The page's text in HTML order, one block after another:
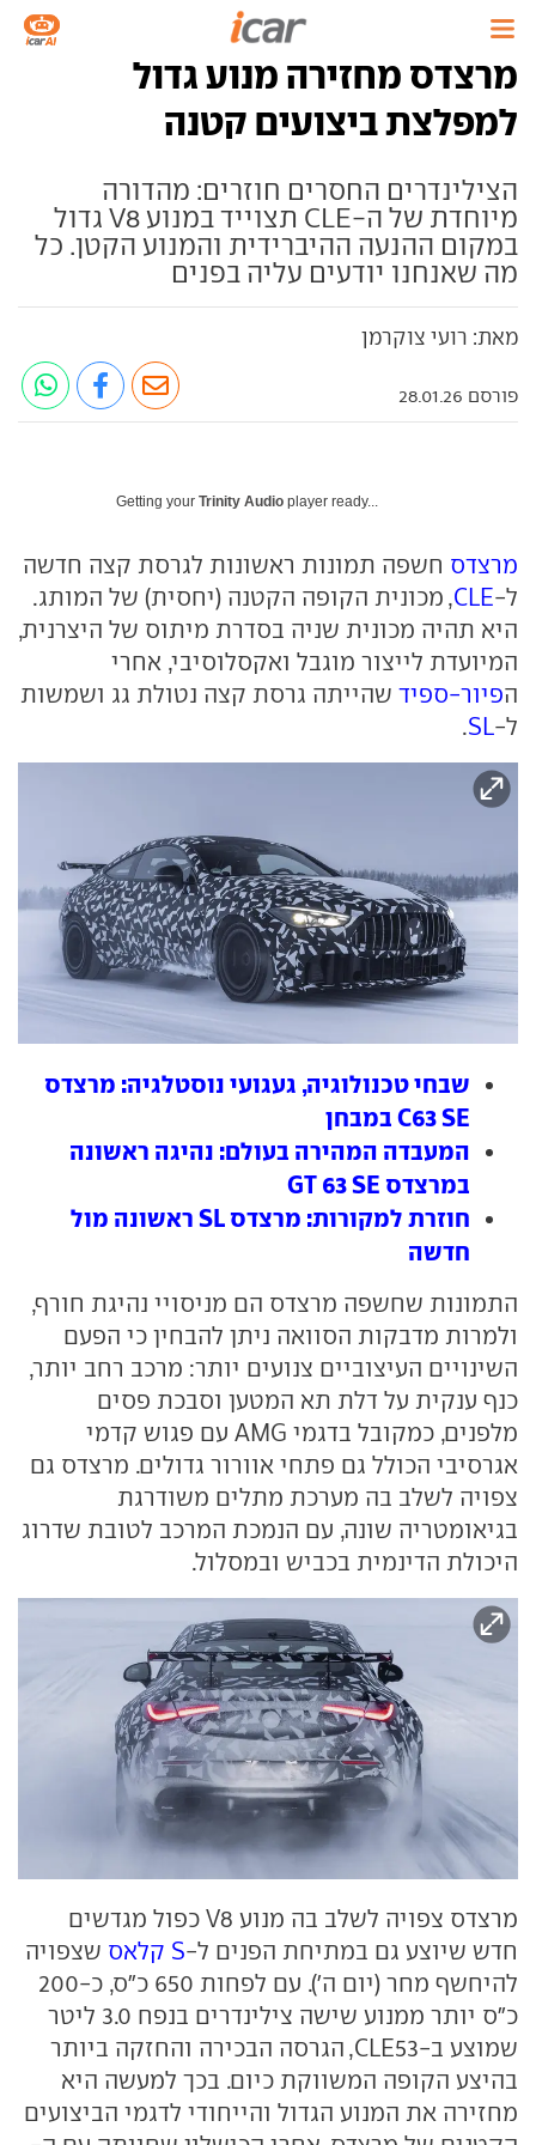
מרצדס מחזירה מנוע גדול
למפלצת ביצועים קטנה
הצילינדרים החסרים חוזרים: מהדורה
מיוחדת של ה-CLE תצוייד במנוע V8 גדול
במקום ההנעה ההיברידית והמנוע הקטן. כל
מה שאנחנו יודעים עליה בפנים
מאת: רועי צוקרמן
פורסם 28.01.26
Getting your Trinity Audio player ready...
מרצדס חשפה תמונות ראשונות לגרסת קצה חדשה
ל-CLE, מכונית הקופה הקטנה (יחסית) של המותג.
היא תהיה מכונית שניה בסדרת מיתוס של היצרנית,
המיועדת לייצור מוגבל ואקסלוסיבי, אחרי
הפיור-ספיד שהייתה גרסת קצה נטולת גג ושמשות
ל-SL
.
שבחי טכנולוגיה, געגועי נוסטלגיה: מרצדס
C63 SE במבחן
המעבדה המהירה בעולם: נהיגה ראשונה
במרצדס GT 63 SE
חוזרת למקורות: מרצדס SL ראשונה מול
חדשה
התמונות שחשפה מרצדס הם מניסויי נהיגת חורף,
ולמרות מדבקות הסוואה ניתן להבחין כי הפעם
השינויים העיצוביים צנועים יותר: מרכב רחב יותר,
כנף ענקית על דלת תא המטען וסבכת פסים
מלפנים, כמקובל בדגמי AMG עם פגוש קדמי
אגרסיבי הכולל גם פתחי אוורור גדולים. מרצדס גם
צפויה לשלב בה מערכת מתלים משודרגת
בגיאומטריה שונה, עם הנמכת המרכב לטובת שדרוג
היכולת הדינמית בכביש ובמסלול.
מרצדס צפויה לשלב בה מנוע V8 כפול מגדשים
חדש שיוצע גם במתיחת הפנים ל-S קלאס
שצפויה
להיחשף מחר (יום ה'). עם לפחות 650 כ"ס, כ-200
כ"ס יותר ממנוע שישה צילינדרים בנפח 3.0 ליטר
שמוצע ב-CLE53, הגרסה הבכירה והחזקה ביותר
בהיצע הקופה המשווקת כיום. בכך למעשה היא
מחזירה את המנוע הגדול והייחודי לדגמי הביצועים